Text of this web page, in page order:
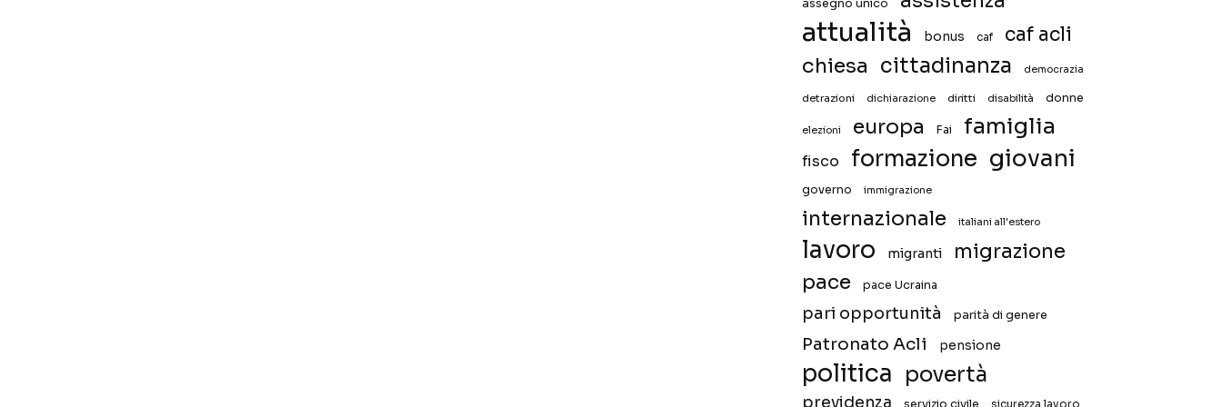
assegno unico
attualità bonus caf caf acli
chiesa cittadinanza democrazia
detrazioni dichiarazione diritti disabilità donne
elezioni europa Fai famiglia
fisco formazione giovani
governo immigrazione
internazionale italiani all'estero
lavoro migranti
migrazione
pace
pace Ucraina
pari opportunità parità di genere
Patronato Acli pensione
politica povertà
previdenza